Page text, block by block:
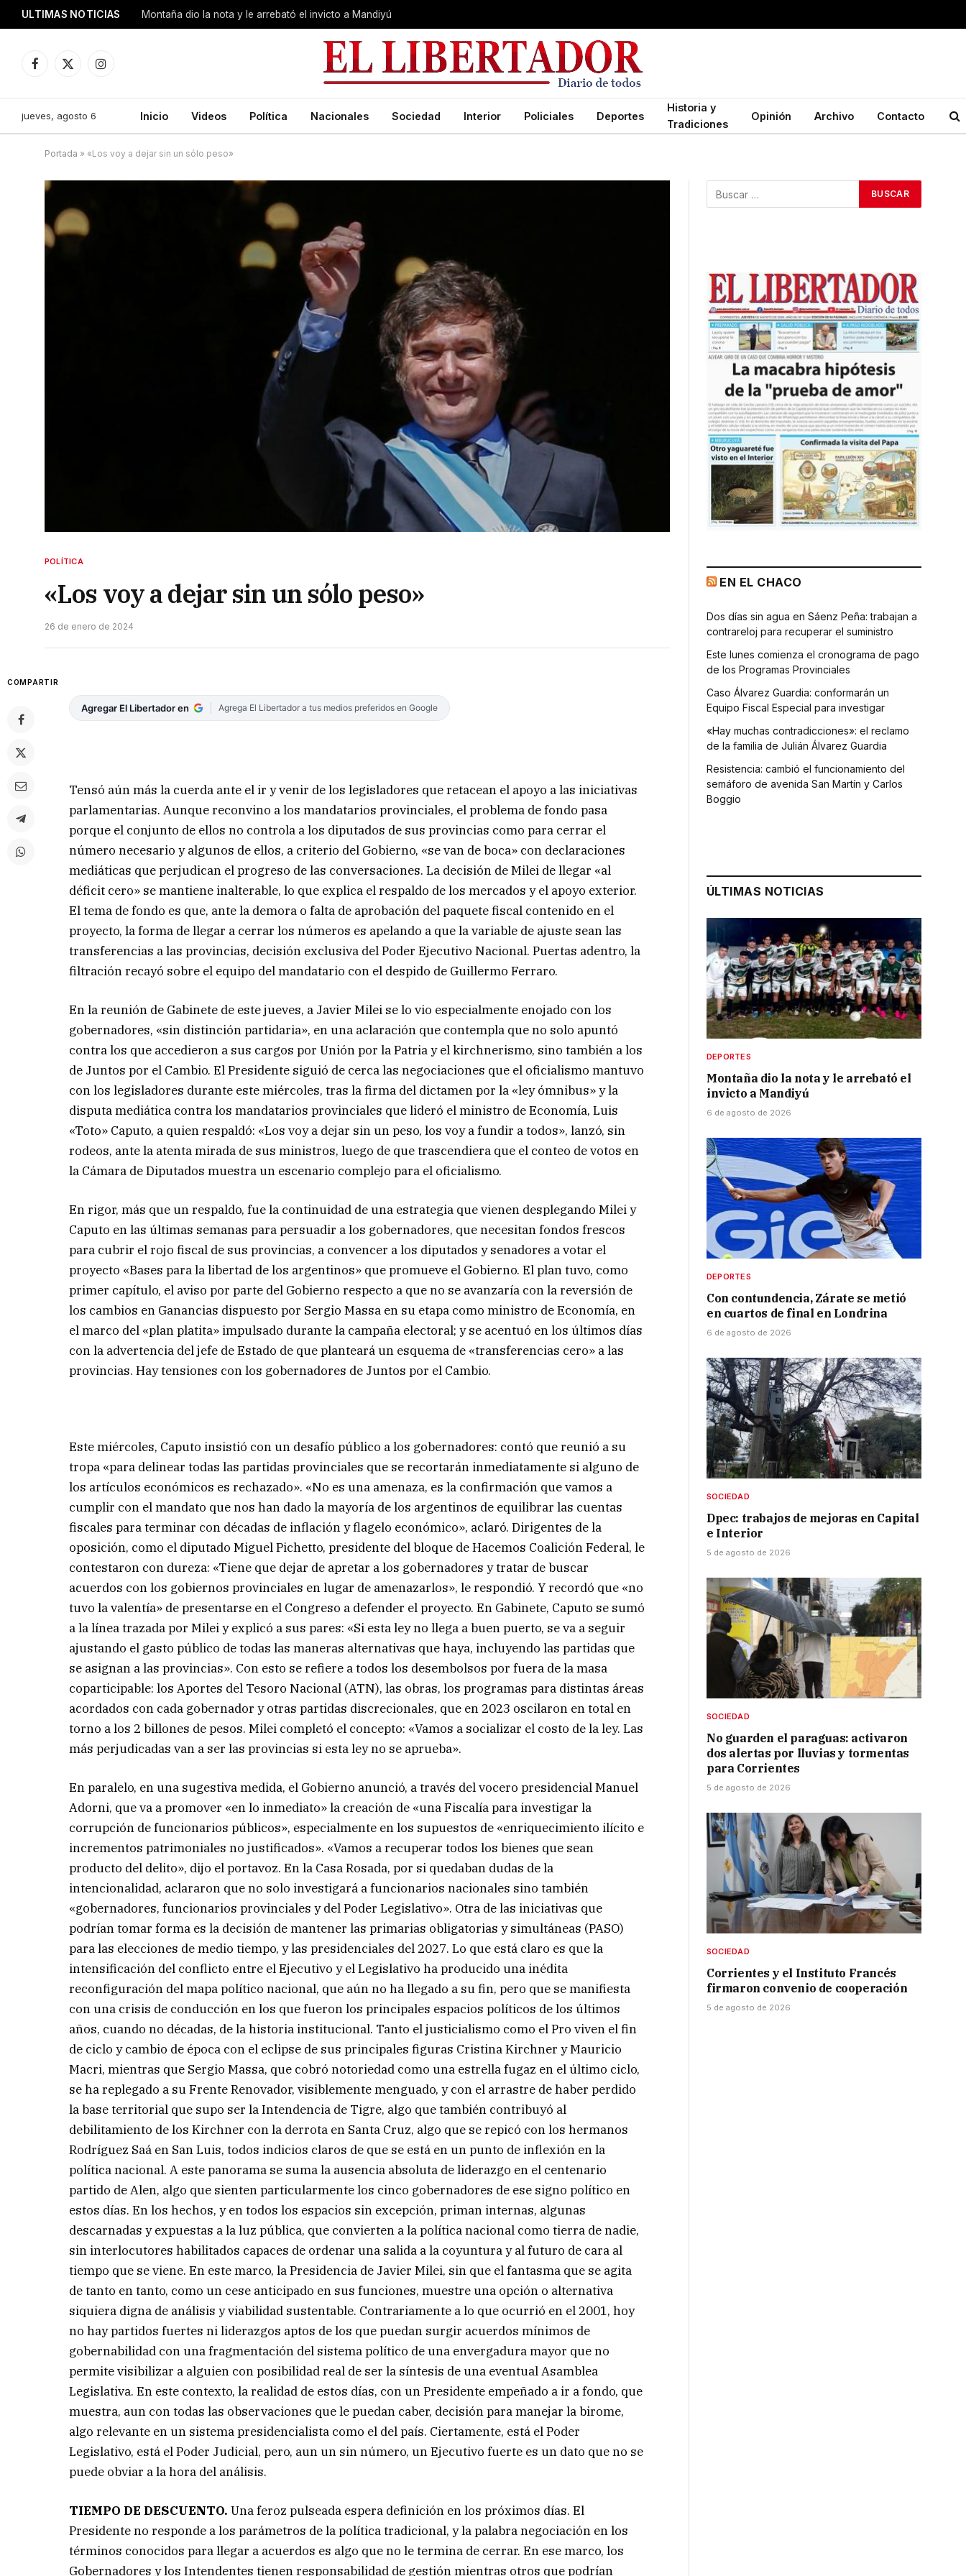
ULTIMAS NOTICIAS Montaña dio la nota y le arrebató el invicto a Mandiyú
Facebook
X
Instagram
jueves, agosto 6 Inicio Videos Política Nacionales Sociedad Interior Policiales Deportes
Historia y
Tradiciones
Opinión Archivo Contacto
Portada » «Los voy a dejar sin un sólo peso»
POLÍTICA
«Los voy a dejar sin un sólo peso»
26 de enero de 2024
COMPARTIR
Agregar El Libertador en Agrega El Libertador a tus medios preferidos en Google
Tensó aún más la cuerda ante el ir y venir de los legisladores que retacean el apoyo a las iniciativas
parlamentarias. Aunque reconvino a los mandatarios provinciales, el problema de fondo pasa
porque el conjunto de ellos no controla a los diputados de sus provincias como para cerrar el
número necesario y algunos de ellos, a criterio del Gobierno, «se van de boca» con declaraciones
mediáticas que perjudican el progreso de las conversaciones. La decisión de Milei de llegar «al
déficit cero» se mantiene inalterable, lo que explica el respaldo de los mercados y el apoyo exterior.
El tema de fondo es que, ante la demora o falta de aprobación del paquete fiscal contenido en el
proyecto, la forma de llegar a cerrar los números es apelando a que la variable de ajuste sean las
transferencias a las provincias, decisión exclusiva del Poder Ejecutivo Nacional. Puertas adentro, la
filtración recayó sobre el equipo del mandatario con el despido de Guillermo Ferraro.
En la reunión de Gabinete de este jueves, a Javier Milei se lo vio especialmente enojado con los
gobernadores, «sin distinción partidaria», en una aclaración que contempla que no solo apuntó
contra los que accedieron a sus cargos por Unión por la Patria y el kirchnerismo, sino también a los
de Juntos por el Cambio. El Presidente siguió de cerca las negociaciones que el oficialismo mantuvo
con los legisladores durante este miércoles, tras la firma del dictamen por la «ley ómnibus» y la
disputa mediática contra los mandatarios provinciales que lideró el ministro de Economía, Luis
«Toto» Caputo, a quien respaldó: «Los voy a dejar sin un peso, los voy a fundir a todos», lanzó, sin
rodeos, ante la atenta mirada de sus ministros, luego de que trascendiera que el conteo de votos en
la Cámara de Diputados muestra un escenario complejo para el oficialismo.
En rigor, más que un respaldo, fue la continuidad de una estrategia que vienen desplegando Milei y
Caputo en las últimas semanas para persuadir a los gobernadores, que necesitan fondos frescos
para cubrir el rojo fiscal de sus provincias, a convencer a los diputados y senadores a votar el
proyecto «Bases para la libertad de los argentinos» que promueve el Gobierno. El plan tuvo, como
primer capítulo, el aviso por parte del Gobierno respecto a que no se avanzaría con la reversión de
los cambios en Ganancias dispuesto por Sergio Massa en su etapa como ministro de Economía, en
el marco del «plan platita» impulsado durante la campaña electoral; y se acentuó en los últimos días
con la advertencia del jefe de Estado de que planteará un esquema de «transferencias cero» a las
provincias. Hay tensiones con los gobernadores de Juntos por el Cambio.
Este miércoles, Caputo insistió con un desafío público a los gobernadores: contó que reunió a su
tropa «para delinear todas las partidas provinciales que se recortarán inmediatamente si alguno de
los artículos económicos es rechazado». «No es una amenaza, es la confirmación que vamos a
cumplir con el mandato que nos han dado la mayoría de los argentinos de equilibrar las cuentas
fiscales para terminar con décadas de inflación y flagelo económico», aclaró. Dirigentes de la
oposición, como el diputado Miguel Pichetto, presidente del bloque de Hacemos Coalición Federal, le
contestaron con dureza: «Tiene que dejar de apretar a los gobernadores y tratar de buscar
acuerdos con los gobiernos provinciales en lugar de amenazarlos», le respondió. Y recordó que «no
tuvo la valentía» de presentarse en el Congreso a defender el proyecto. En Gabinete, Caputo se sumó
a la línea trazada por Milei y explicó a sus pares: «Si esta ley no llega a buen puerto, se va a seguir
ajustando el gasto público de todas las maneras alternativas que haya, incluyendo las partidas que
se asignan a las provincias». Con esto se refiere a todos los desembolsos por fuera de la masa
coparticipable: los Aportes del Tesoro Nacional (ATN), las obras, los programas para distintas áreas
acordados con cada gobernador y otras partidas discrecionales, que en 2023 oscilaron en total en
torno a los 2 billones de pesos. Milei completó el concepto: «Vamos a socializar el costo de la ley. Las
más perjudicadas van a ser las provincias si esta ley no se aprueba».
En paralelo, en una sugestiva medida, el Gobierno anunció, a través del vocero presidencial Manuel
Adorni, que va a promover «en lo inmediato» la creación de «una Fiscalía para investigar la
corrupción de funcionarios públicos», especialmente en los supuestos de «enriquecimiento ilícito e
incrementos patrimoniales no justificados». «Vamos a recuperar todos los bienes que sean
producto del delito», dijo el portavoz. En la Casa Rosada, por si quedaban dudas de la
intencionalidad, aclararon que no solo investigará a funcionarios nacionales sino también
«gobernadores, funcionarios provinciales y del Poder Legislativo». Otra de las iniciativas que
podrían tomar forma es la decisión de mantener las primarias obligatorias y simultáneas (PASO)
para las elecciones de medio tiempo, y las presidenciales del 2027. Lo que está claro es que la
intensificación del conflicto entre el Ejecutivo y el Legislativo ha producido una inédita
reconfiguración del mapa político nacional, que aún no ha llegado a su fin, pero que se manifiesta
con una crisis de conducción en los que fueron los principales espacios políticos de los últimos
años, cuando no décadas, de la historia institucional. Tanto el justicialismo como el Pro viven el fin
de ciclo y cambio de época con el eclipse de sus principales figuras Cristina Kirchner y Mauricio
Macri, mientras que Sergio Massa, que cobró notoriedad como una estrella fugaz en el último ciclo,
se ha replegado a su Frente Renovador, visiblemente menguado, y con el arrastre de haber perdido
la base territorial que supo ser la Intendencia de Tigre, algo que también contribuyó al
debilitamiento de los Kirchner con la derrota en Santa Cruz, algo que se repicó con los hermanos
Rodríguez Saá en San Luis, todos indicios claros de que se está en un punto de inflexión en la
política nacional. A este panorama se suma la ausencia absoluta de liderazgo en el centenario
partido de Alen, algo que sienten particularmente los cinco gobernadores de ese signo político en
estos días. En los hechos, y en todos los espacios sin excepción, priman internas, algunas
descarnadas y expuestas a la luz pública, que convierten a la política nacional como tierra de nadie,
sin interlocutores habilitados capaces de ordenar una salida a la coyuntura y al futuro de cara al
tiempo que se viene. En este marco, la Presidencia de Javier Milei, sin que el fantasma que se agita
de tanto en tanto, como un cese anticipado en sus funciones, muestre una opción o alternativa
siquiera digna de análisis y viabilidad sustentable. Contrariamente a lo que ocurrió en el 2001, hoy
no hay partidos fuertes ni liderazgos aptos de los que puedan surgir acuerdos mínimos de
gobernabilidad con una fragmentación del sistema político de una envergadura mayor que no
permite visibilizar a alguien con posibilidad real de ser la síntesis de una eventual Asamblea
Legislativa. En este contexto, la realidad de estos días, con un Presidente empeñado a ir a fondo, que
muestra, aun con todas las observaciones que le puedan caber, decisión para manejar la birome,
algo relevante en un sistema presidencialista como el del país. Ciertamente, está el Poder
Legislativo, está el Poder Judicial, pero, aun un sin número, un Ejecutivo fuerte es un dato que no se
puede obviar a la hora del análisis.
TIEMPO DE DESCUENTO. Una feroz pulseada espera definición en los próximos días. El
Presidente no responde a los parámetros de la política tradicional, y la palabra negociación en los
términos conocidos para llegar a acuerdos es algo que no le termina de cerrar. En ese marco, los
Gobernadores y los Intendentes tienen responsabilidad de gestión mientras otros que podrían
EN EL CHACO
Dos días sin agua en Sáenz Peña: trabajan a
contrareloj para recuperar el suministro
Este lunes comienza el cronograma de pago
de los Programas Provinciales
Caso Álvarez Guardia: conformarán un
Equipo Fiscal Especial para investigar
«Hay muchas contradicciones»: el reclamo
de la familia de Julián Álvarez Guardia
Resistencia: cambió el funcionamiento del
semáforo de avenida San Martín y Carlos
Boggio
ÚLTIMAS NOTICIAS
DEPORTES
Montaña dio la nota y le arrebató el
invicto a Mandiyú
6 de agosto de 2026
DEPORTES
Con contundencia, Zárate se metió
en cuartos de final en Londrina
6 de agosto de 2026
SOCIEDAD
Dpec: trabajos de mejoras en Capital
e Interior
5 de agosto de 2026
SOCIEDAD
No guarden el paraguas: activaron
dos alertas por lluvias y tormentas
para Corrientes
5 de agosto de 2026
SOCIEDAD
Corrientes y el Instituto Francés
firmaron convenio de cooperación
5 de agosto de 2026